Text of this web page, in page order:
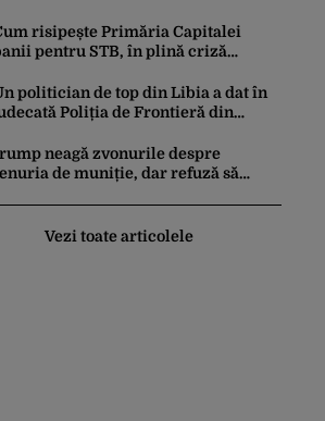
anirisipește Primăria Capitalei
pentru STB, în plină criză
politician de top din Libia a dat în
Poliția de Frontieră din
terorist ISIS
neagă zvonurile despre
de muniție, dar refuză să
Vezi toate articolele